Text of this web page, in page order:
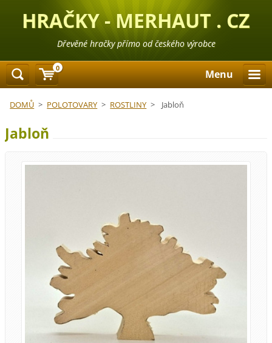
HRAČKY - MERHAUT . CZ
Dřevěné hračky přímo od českého výrobce
Menu
DOMŮ > POLOTOVARY > ROSTLINY > Jabloň
Jabloň
0